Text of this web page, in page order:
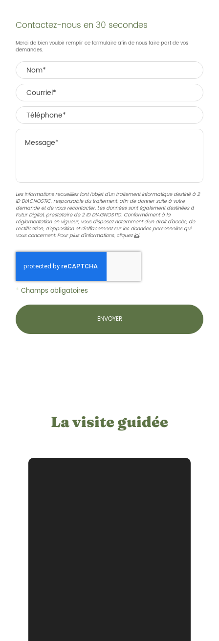
Contactez-nous en 30 secondes
Merci de bien vouloir remplir ce formulaire afin de nous faire part de vos
demandes.
Les informations recueillies font l’objet d’un traitement informatique destiné à2
ID DIAGNOSTIC, responsable du traitement, afin de donner suite à votre
demande et de vous recontacter. Les données sont également destinées à
Futur Digital, prestataire de 2 ID DIAGNOSTIC. Conformément à la
réglementation en vigueur, vous disposez notamment d'un droit d'accès, de
rectification, d'opposition et d'effacement sur les données personnelles qui
vous concernent. Pour plus d’informations, cliquezici.
*Champs obligatoires
La visite guidée